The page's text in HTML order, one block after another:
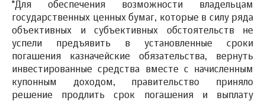
"Для обеспечения возможности владельцам
государственных ценных бумаг, которые в силу ряда
объективных и субъективных обстоятельств не
успели предъявить в установленные сроки
погашения казначейские обязательства, вернуть
инвестированные средства вместе с начисленным
купонным доходом, правительство приняло
решение продлить срок погашения и выплату